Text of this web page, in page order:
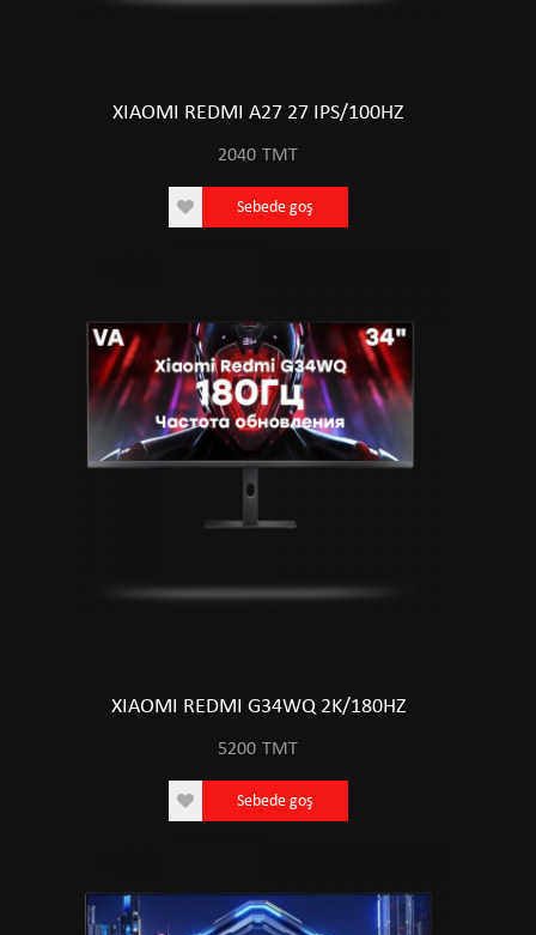
XIAOMI REDMI A27 27 IPS/100HZ
2040 TMT
Sebede goş
XIAOMI REDMI G34WQ 2K/180HZ
5200 TMT
Sebede goş